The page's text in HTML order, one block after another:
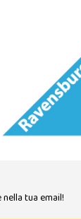
tua email!